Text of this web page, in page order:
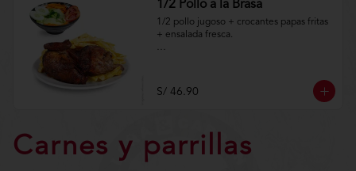
1/2 Pollo a la Brasa
1/2 pollo jugoso + crocantes papas fritas
+ ensalada fresca.
m/TYCGenerales
S/ 46.90
Carnes y parrillas